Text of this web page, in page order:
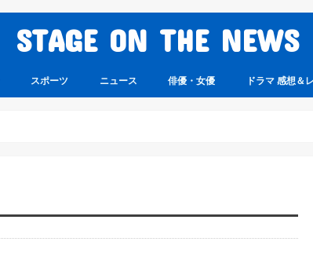
STAGE ON THE NEWS
スポーツ ニュース 俳優・女優 ドラマ 感想＆